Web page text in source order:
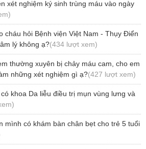
xét nghiệm ký sinh trùng máu vào ngày
cháu hỏi Bệnh viện Việt Nam - Thụy Điển
lý không ạ?(434 lượt xem)
thường xuyên bị chảy máu cam, cho em
những xét nghiệm gì ạ?(427 lượt xem)
khoa Da liễu điều trị mụn vùng lưng và
mình có khám bàn chân bẹt cho trẻ 5 tuổi